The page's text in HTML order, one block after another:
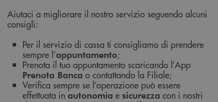
Aiutaci a migliorare il nostro servizio seguendo alcuni
consigli:
Per il servizio di cassa ti consigliamo di prendere
sempre l’appuntamento;
Prenota il tuo appuntamento scaricando l’App
Prenota Banca o contattando la Filiale;
Verifica sempre se l’operazione può essere
effettuata in autonomia e sicurezza con i nostri